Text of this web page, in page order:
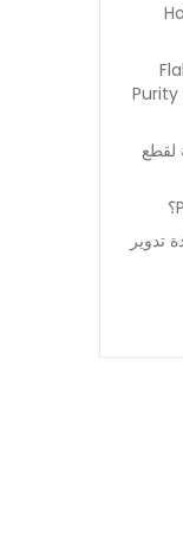
Purity
لقطع
تدوير